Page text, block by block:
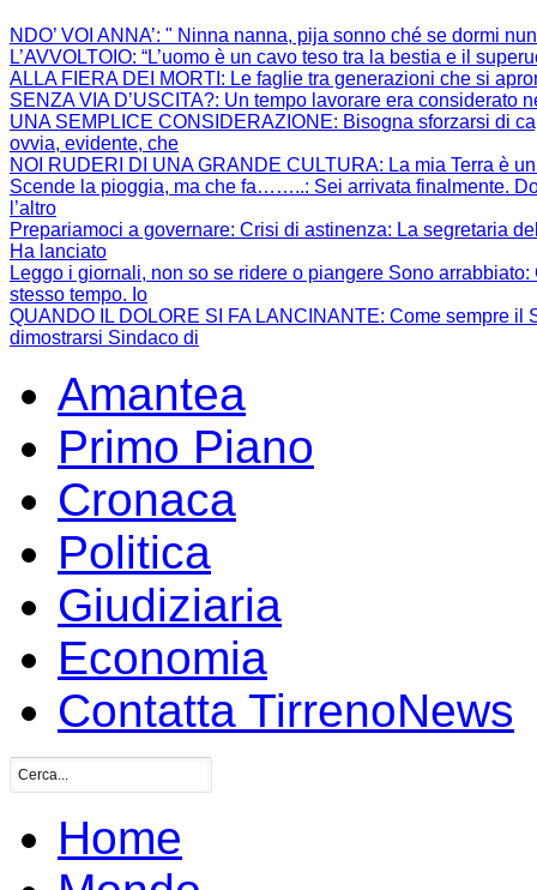
NDO’ VOI ANNA’: " Ninna nanna, pija sonno ché se dormi
L’AVVOLTOIO: “L’uomo è un cavo teso tra la bestia e il
ALLA FIERA DEI MORTI : Le faglie tra generazioni che si
SENZA VIA D’USCITA?: Un tempo lavorare era considerato
UNA SEMPLICE CONSIDERAZIONE: Bisogna sforzarsi di
ovvia, evidente, che
NOI RUDERI DI UNA GRANDE CULTURA: La mia Terra è
Scende la pioggia, ma che fa……..: Sei arrivata finalmente.
l’altro
Prepariamoci a governare: Crisi di astinenza: La segretaria
Ha lanciato
Leggo i giornali, non so se ridere o piangere Sono arrabbiato:
stesso tempo. Io
QUANDO IL DOLORE SI FA LANCINANTE: Come sempre il
dimostrarsi Sindaco di
Amantea
Primo Piano
Cronaca
Politica
Giudiziaria
Economia
Contatta TirrenoNews
Home